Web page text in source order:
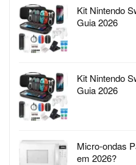
Kit Nintendo
Guia 2026
Kit Nintendo
Guia 2026
Micro-ondas
em 2026?